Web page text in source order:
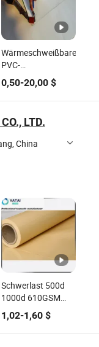
Wärmeschweißbare
PVC-
Fertigdetaillösungen
für die Abdichtung
0,50-20,00$
LTD.
China
Schwerlast 500d
1000d 610GSM
650GSM 750GSM
Wasserdicht UV-
beständig
1,02-1,60$